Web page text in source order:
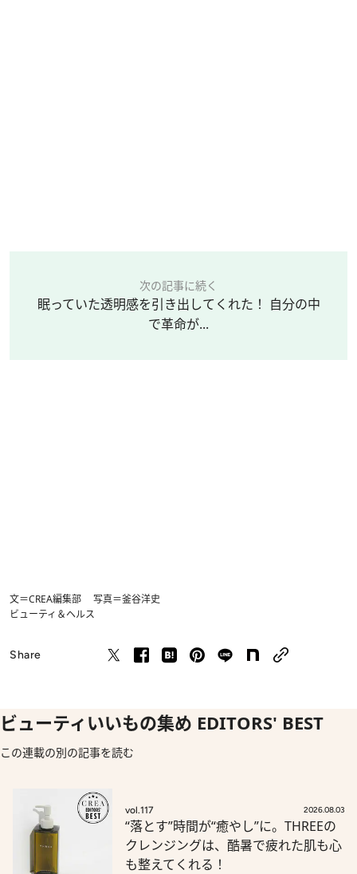
次の記事に続く
眠っていた透明感を引き出してくれた！ 自分の中
で革命が...
文＝CREA編集部 写真＝釜谷洋史
ビューティ＆ヘルス
Share
ビューティいいもの集め EDITORS' BEST
この連載の別の記事を読む
vol.117 2026.08.03
“落とす”時間が“癒やし”に。THREEの
クレンジングは、酷暑で疲れた肌も心
も整えてくれる！